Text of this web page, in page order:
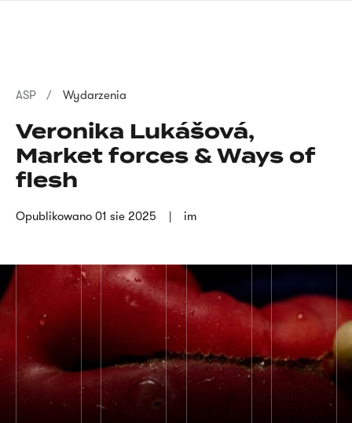
Ścieżka
nawigacyjna
ASP Wydarzenia
Veronika Lukášová,
Market forces & Ways of
flesh
Opublikowano 01 sie 2025 im